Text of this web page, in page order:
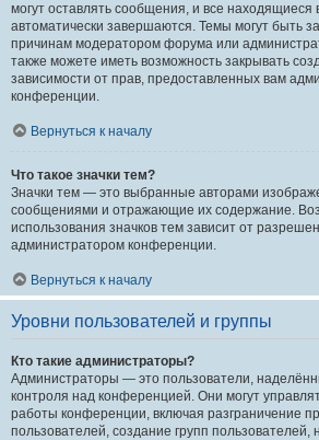
могут оставлять сообщения, и все находящиеся
автоматически завершаются. Темы могут быть
причинам модератором форума или
также можете иметь возможность закрывать
зависимости от прав, предоставленных вам
конференции.
Вернуться к началу
Что такое значки тем?
Значки тем — это выбранные авторами
сообщениями и отражающие их содержание.
использования значков тем зависит от
администратором конференции.
Вернуться к началу
Уровни пользователей и группы
Кто такие администраторы?
Администраторы — это пользователи,
контроля над конференцией. Они могут
работы конференции, включая разграничение
пользователей, создание групп